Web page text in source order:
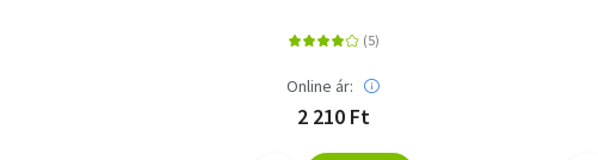
elérhetetlen, elutasító
vagy én-központú
szülők okozta lelki
Online ár:
2 210 Ft